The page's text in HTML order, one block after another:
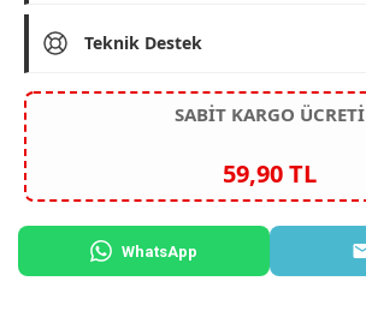
Teknik Destek
SABİT KARGO ÜCRETİ
59,90 TL
WhatsApp